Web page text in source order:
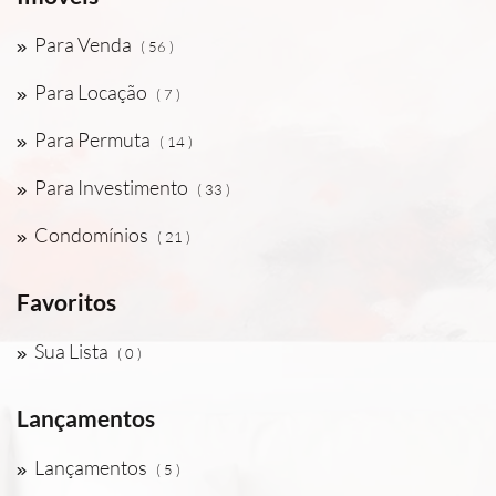
Para Venda ( 56 )
Para Locação ( 7 )
Para Permuta ( 14 )
Para Investimento ( 33 )
Condomínios ( 21 )
Favoritos
Sua Lista ( 0 )
Lançamentos
Lançamentos ( 5 )